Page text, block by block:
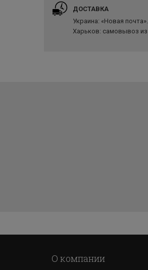
ДОСТАВКА
Украина: «Новая почта».
Харьков: самовывоз из
О компании